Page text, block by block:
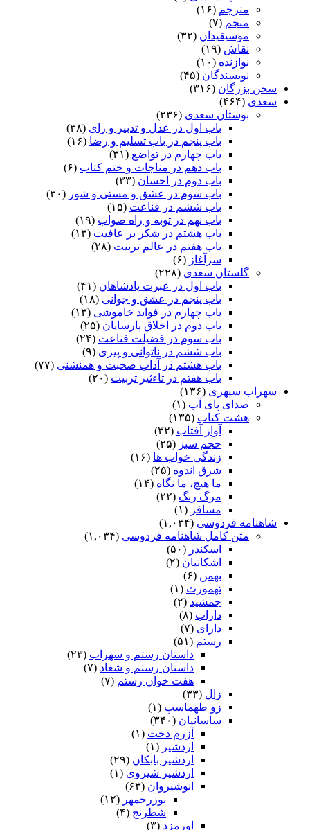
مترجم (۱۶)
منجم (۷)
موسیقیدان (۳۲)
نقاش (۱۹)
نوازنده (۱۰)
نویسندگان (۴۵)
سخن بزرگان (۳۱۶)
سعدی (۴۶۴)
بوستان سعدی (۲۳۶)
باب اول در عدل و تدبیر و رای (۳۸)
باب پنجم در باب تسلیم و رضا (۱۶)
باب چهارم در تواضع (۳۱)
باب دهم در مناجات و ختم کتاب (۶)
باب دوم در احسان (۳۳)
باب سوم در عشق و مستی و شور (۳۰)
باب ششم در قناعت (۱۵)
باب نهم در توبه و راه صواب (۱۹)
باب هشتم در شکر بر عافیت (۱۳)
باب هفتم در عالم تربیت (۲۸)
سرآغاز (۶)
گلستان سعدی (۲۲۸)
باب اول در عبرت پادشاهان (۴۱)
باب پنجم در عشق و جوانى (۱۸)
باب چهارم در فواید خاموشى (۱۳)
باب دوم در اخلاق پارسایان (۲۵)
باب سوم در فضیلت قناعت (۲۴)
باب ششم در ناتوانى و پیرى (۹)
باب هشتم در آداب صحبت و همنشنى (۷۷)
باب هفتم در تاءثیر تربیت (۲۰)
سهراب سپهری (۱۳۶)
صدای پای آب (۱)
هشت کتاب (۱۳۵)
آواز آفتاب (۳۲)
حجم سبز (۲۵)
زندگی خواب ها (۱۶)
شرق اندوه (۲۵)
ما هیچ، ما نگاه (۱۴)
مرگ رنگ (۲۲)
مسافر (۱)
شاهنامه فردوسی (۱,۰۳۴)
متن کامل شاهنامه فردوسی (۱,۰۳۴)
اسکندر (۵۰)
اشکانیان (۲)
بهمن (۶)
تهمورث (۱)
جمشید (۲)
داراب (۸)
دارای (۷)
رستم (۵۱)
داستان رستم و سهراب (۲۳)
داستان رستم و شغاد (۷)
هفت خوان رستم‏ (۷)
زال (۳۳)
زو طهماسپ‏ (۱)
ساسانیان (۳۴۰)
آزرم دخت (۱)
اردشیر (۱)
اردشیر بابکان (۲۹)
اردشیر شیروی (۱)
انوشیروان (۶۳)
بوزرجمهر (۱۲)
شطرنج (۴)
اورمزد (۳)